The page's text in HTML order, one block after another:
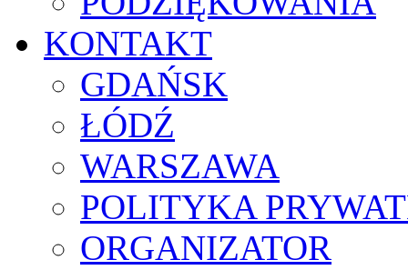
KONTAKT
GDAŃSK
ŁÓDŹ
WARSZAWA
POLITYKA
ORGANIZATOR